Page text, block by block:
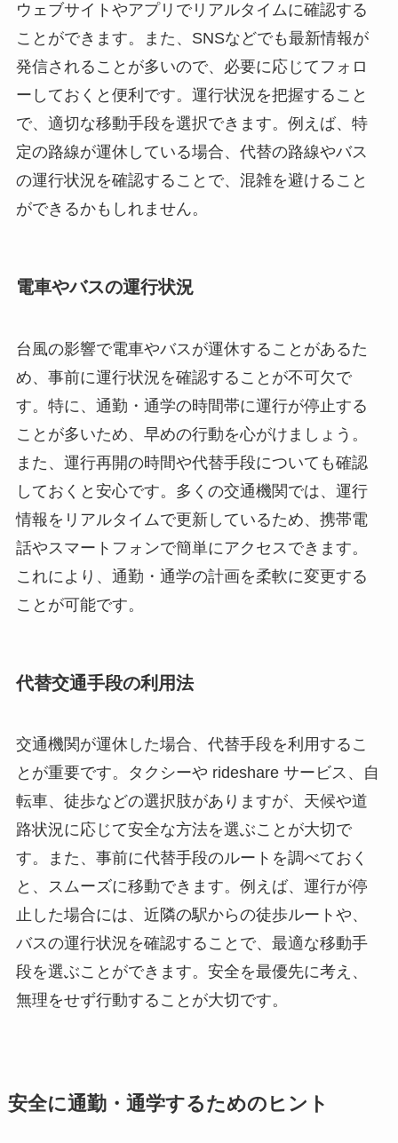
ウェブサイトやアプリでリアルタイムに確認する
ことができます。また、SNSなどでも最新情報が
発信されることが多いので、必要に応じてフォロ
ーしておくと便利です。運行状況を把握すること
で、適切な移動手段を選択できます。例えば、特
定の路線が運休している場合、代替の路線やバス
の運行状況を確認することで、混雑を避けること
ができるかもしれません。
電車やバスの運行状況
台風の影響で電車やバスが運休することがあるた
め、事前に運行状況を確認することが不可欠で
す。特に、通勤・通学の時間帯に運行が停止する
ことが多いため、早めの行動を心がけましょう。
また、運行再開の時間や代替手段についても確認
しておくと安心です。多くの交通機関では、運行
情報をリアルタイムで更新しているため、携帯電
話やスマートフォンで簡単にアクセスできます。
これにより、通勤・通学の計画を柔軟に変更する
ことが可能です。
代替交通手段の利用法
交通機関が運休した場合、代替手段を利用するこ
とが重要です。タクシーや rideshare サービス、自
転車、徒歩などの選択肢がありますが、天候や道
路状況に応じて安全な方法を選ぶことが大切で
す。また、事前に代替手段のルートを調べておく
と、スムーズに移動できます。例えば、運行が停
止した場合には、近隣の駅からの徒歩ルートや、
バスの運行状況を確認することで、最適な移動手
段を選ぶことができます。安全を最優先に考え、
無理をせず行動することが大切です。
安全に通勤・通学するためのヒント